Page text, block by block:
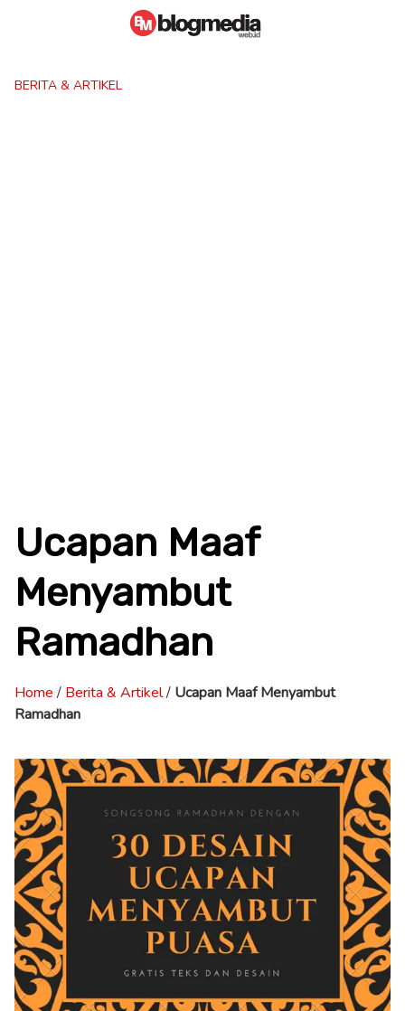
BERITA & ARTIKEL
Ucapan Maaf
Menyambut
Ramadhan
Home / Berita & Artikel/ Ucapan Maaf Menyambut
Ramadhan